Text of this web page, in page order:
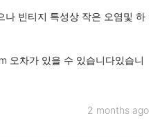
나 빈티지 특성상 작은 오염및 하
오차가 있을 수 있습니다있습니
2 months ago